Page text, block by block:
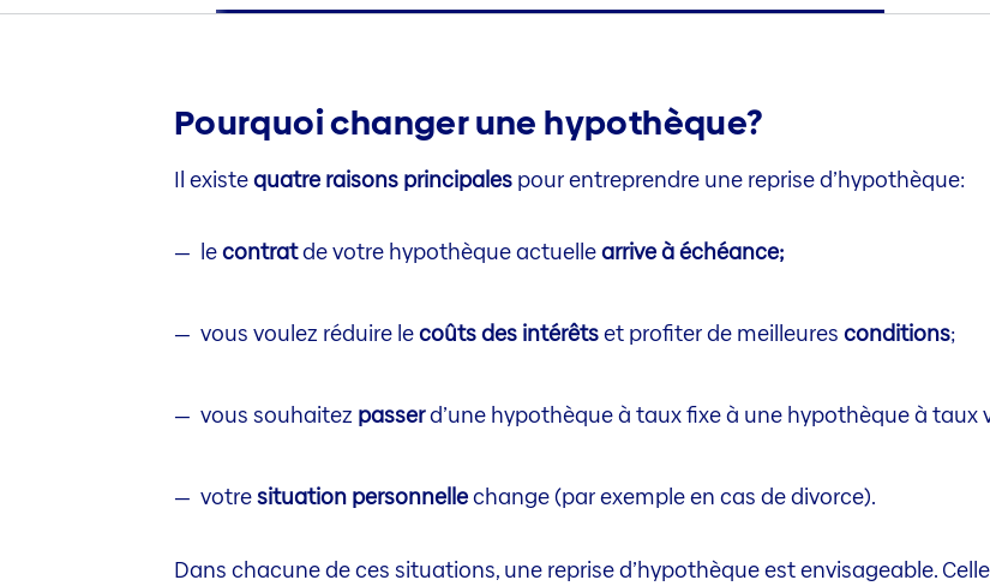
Pourquoi changer une hypothèque?
Il existequatre raisons principalespour entreprendre une reprise d’hypothèque:
lecontratde votre hypothèque actuellearrive à échéance;
vous voulez réduire lecoûts des intérêtset profiter de meilleures conditions;
vous souhaitez passerd’une hypothèque à taux fixe à une hypothèque à taux
votresituation personnellechange (par exemple en cas de divorce).
Dans chacune de ces situations, une reprise d’hypothèque est envisageable.